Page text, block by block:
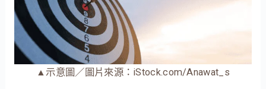
▲示意圖／圖片來源：iStock.com/Anawat_s